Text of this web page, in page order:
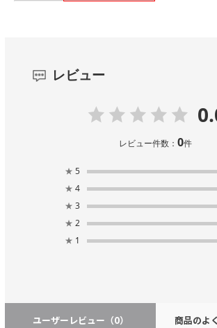
レビュー
レビュー件数：0件
★ 5
★ 4
★ 3
★ 2
★ 1
ユーザーレビュー （0） 商品のよ